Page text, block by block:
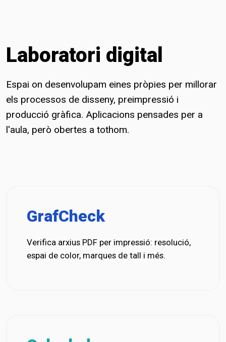
Laboratori digital
Espai on desenvolupam eines pròpies per millorar
els processos de disseny, preimpressió i
producció gràfica. Aplicacions pensades per a
l'aula, però obertes a tothom.
GrafCheck
Verifica arxius PDF per impressió: resolució,
espai de color, marques de tall i més.